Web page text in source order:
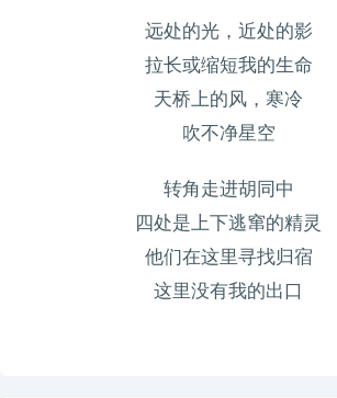
远处的光，近处的影
拉长或缩短我的生命
天桥上的风，寒冷
吹不净星空
转角走进胡同中
四处是上下逃窜的精灵
他们在这里寻找归宿
这里没有我的出口